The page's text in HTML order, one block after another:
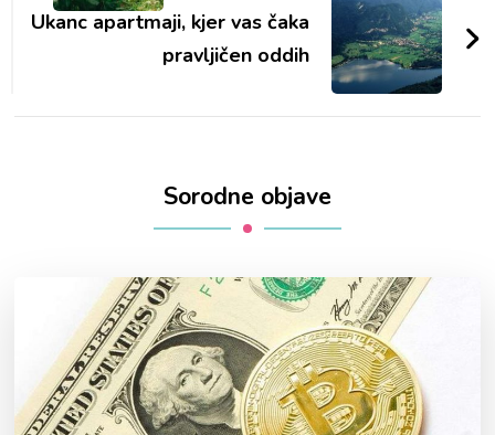
Ukanc apartmaji, kjer vas čaka
pravljičen oddih
Sorodne objave